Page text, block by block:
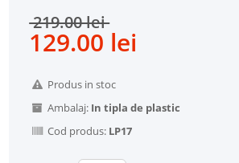
219.00 lei
129.00 lei
Produs in stoc
Ambalaj: In tipla de plastic
Cod produs: LP17